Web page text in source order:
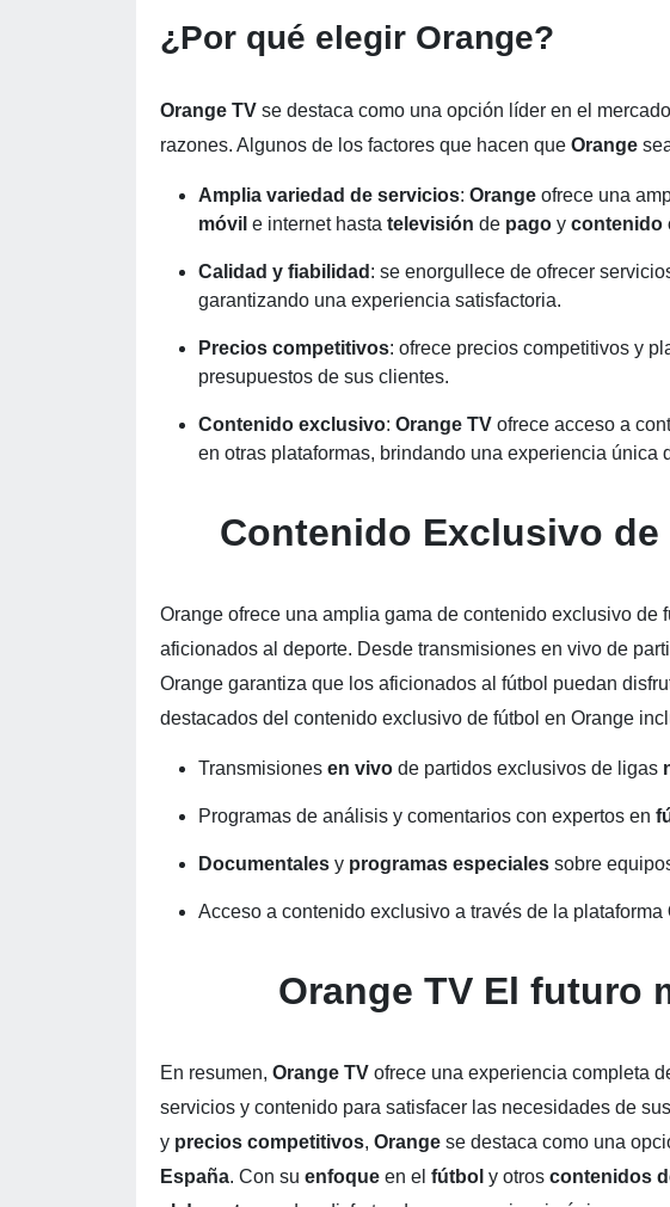
¿Por qué elegir Orange?
Orange TV se destaca como una opción líder en el
razones. Algunos de los factores que hacen que Orange
Amplia variedad de servicios: Orange ofrece una
móvil e internet hasta televisión de pago y contenido
Calidad y fiabilidad : se enorgullece de ofrecer
garantizando una experiencia satisfactoria.
Precios competitivos: ofrece precios competitivos y
presupuestos de sus clientes.
Contenido exclusivo: Orange TV ofrece acceso a
en otras plataformas, brindando una experiencia única
Contenido Exclusivo
Orange ofrece una amplia gama de contenido exclusivo
aficionados al deporte. Desde transmisiones en vivo de
Orange garantiza que los aficionados al fútbol puedan
destacados del contenido exclusivo de fútbol en Orange
Transmisiones en vivo de partidos exclusivos de ligas
Programas de análisis y comentarios con expertos en
Documentales y programas especiales sobre
Acceso a contenido exclusivo a través de la plataforma
Orange TV El futuro
En resumen, Orange TV ofrece una experiencia completa
servicios y contenido para satisfacer las necesidades de
y precios competitivos, Orange se destaca como una
España. Con su enfoque en el fútbol y otros contenidos